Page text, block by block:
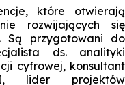
które otwierają
rozwijających się
Są przygotowani do
ds. analityki
cyfrowej, konsultant
lider projektów